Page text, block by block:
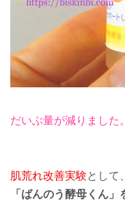
だいぶ量が減りました。
肌荒れ改善実験として、
「ばんのう酵母くん」